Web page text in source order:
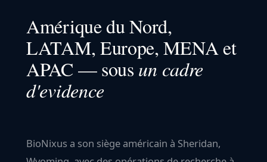
Amérique du Nord,
LATAM, Europe, MENA et
APAC — sous un cadre
d'evidence
BioNixus a son siège américain à Sheridan,